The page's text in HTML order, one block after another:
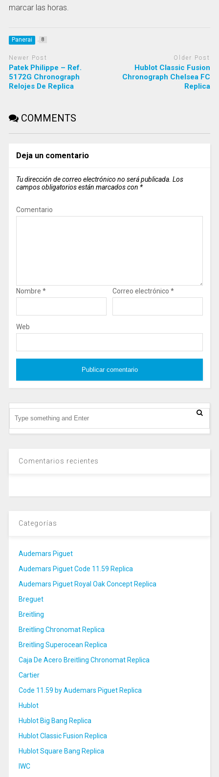
marcar las horas.
Panerai 8
Newer Post
Patek Philippe – Ref.
5172G Chronograph
Relojes De Replica
Older Post
Hublot Classic Fusion
Chronograph Chelsea FC
Replica
COMMENTS
Deja un comentario
Tu dirección de correo electrónico no será publicada. Los
campos obligatorios están marcados con *
Comentario
Nombre * Correo electrónico *
Web
Comentarios recientes
Categorías
Audemars Piguet
Audemars Piguet Code 11.59 Replica
Audemars Piguet Royal Oak Concept Replica
Breguet
Breitling
Breitling Chronomat Replica
Breitling Superocean Replica
Caja De Acero Breitling Chronomat Replica
Cartier
Code 11.59 by Audemars Piguet Replica
Hublot
Hublot Big Bang Replica
Hublot Classic Fusion Replica
Hublot Square Bang Replica
IWC